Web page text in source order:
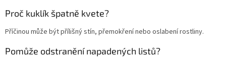
Proč kuklík špatně kvete?
Příčinou může být přílišný stín, přemokření nebo oslabení rostliny.
Pomůže odstranění napadených listů?